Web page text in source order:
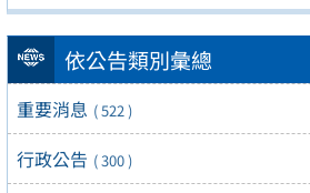
依公告類別彙總
重要消息 ( 522 )
行政公告 ( 300 )